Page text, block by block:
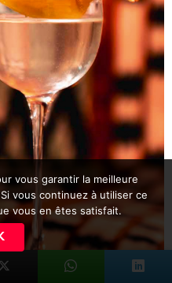
vous garantir la meilleure
vous continuez à utiliser ce
vous en êtes satisfait.